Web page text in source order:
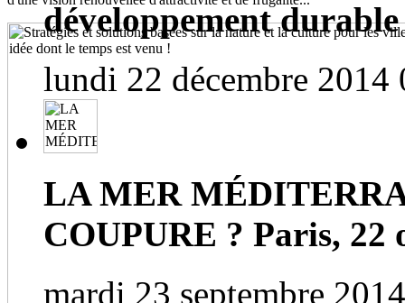
développement
lundi 22 décembre 2014
LA MER
COUPURE ? Paris, 22
mardi 23 septembre